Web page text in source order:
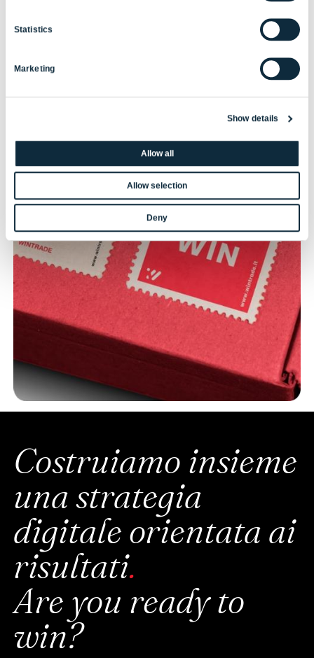
Statistics
Marketing
Show details
Allow all
Allow selection
Deny
Costruiamo insieme
una strategia
digitale orientata ai
risultati.
Are you ready to
win?